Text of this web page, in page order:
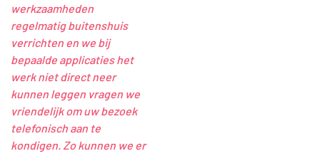
werkzaamheden
regelmatig buitenshuis
verrichten en we bij
bepaalde applicaties het
werk niet direct neer
kunnen leggen vragen we
vriendelijk om uw bezoek
telefonisch aan te
kondigen. Zo kunnen we er